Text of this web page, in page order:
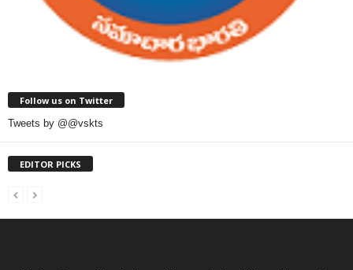
Follow us on Twitter
Tweets by @@vskts
EDITOR PICKS